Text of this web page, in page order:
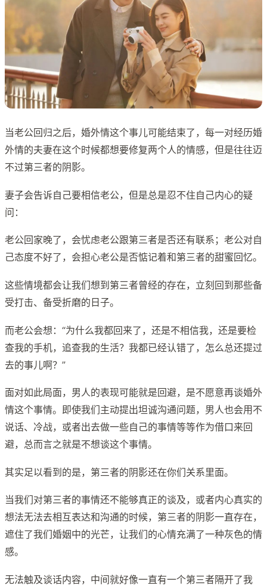
当老公回归之后，婚外情这个事儿可能结束了，每一对经历婚
外情的夫妻在这个时候都想要修复两个人的情感，但是往往迈
不过第三者的阴影。
妻子会告诉自己要相信老公，但是总是忍不住自己内心的疑
问：
老公回家晚了，会忧虑老公跟第三者是否还有联系；老公对自
己态度不好了，会担心老公是否惦记着和第三者的甜蜜回忆。
这些情境都会让我们想到第三者曾经的存在，立刻回到那些备
受打击、备受折磨的日子。
而老公会想：“为什么我都回来了，还是不相信我，还是要检
查我的手机，追查我的生活？我都已经认错了，怎么总还提过
去的事儿啊？”
面对如此局面，男人的表现可能就是回避，是不愿意再谈婚外
情这个事情。即使我们主动提出坦诚沟通问题，男人也会用不
说话、冷战，或者出去做一些自己的事情等等作为借口来回
避，总而言之就是不想谈这个事情。
其实足以看到的是，第三者的阴影还在你们关系里面。
当我们对第三者的事情还不能够真正的谈及，或者内心真实的
想法无法去相互表达和沟通的时候，第三者的阴影一直存在，
遮住了我们婚姻中的光芒，让我们的心情充满了一种灰色的情
感。
无法触及谈话内容，中间就好像一直有一个第三者隔开了我